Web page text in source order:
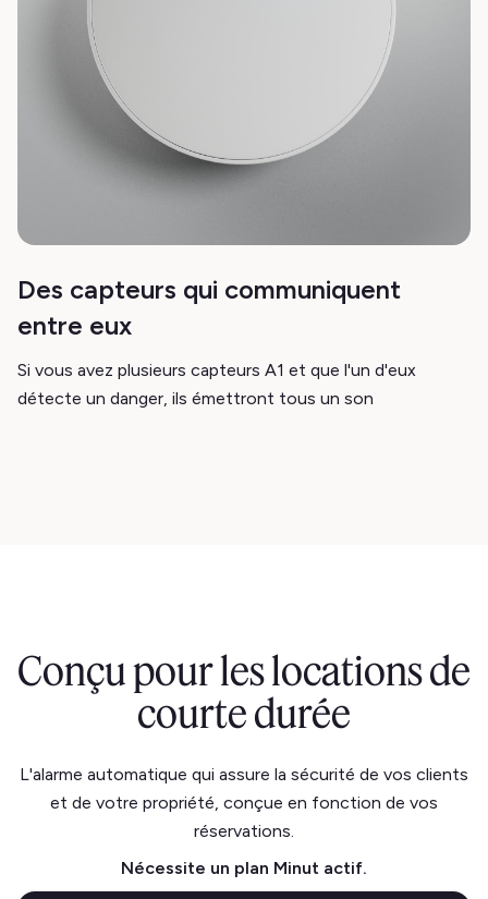
Des capteurs qui communiquent
entre eux
Si vous avez plusieurs capteurs A1 et que l'un d'eux
détecte un danger, ils émettront tous un son
Conçu pour les locations de
courte durée
L'alarme automatique qui assure la sécurité de vos clients
et de votre propriété, conçue en fonction de vos
réservations.
Nécessite un plan Minut actif.